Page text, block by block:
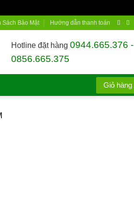
Sách Bảo Mật Hướng dẫn thanh toán
Hotline đặt hàng 0944.665.376 -
0856.665.375
Giỏ hàng